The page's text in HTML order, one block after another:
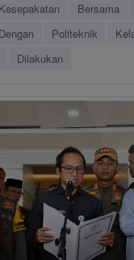
Kesepakatan Bersama
Dengan Politeknik
Dilakukan